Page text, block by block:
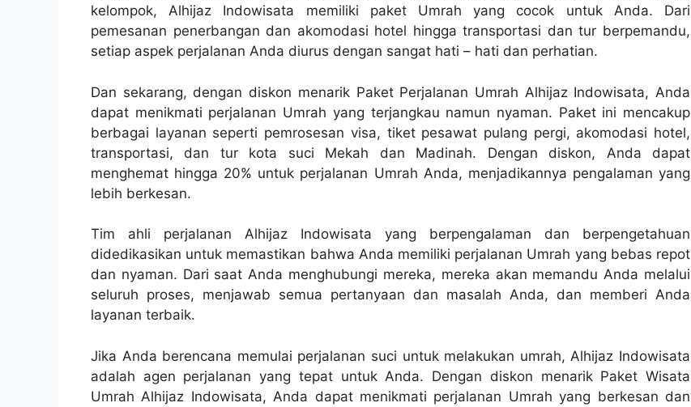
kelompok, Alhijaz Indowisata memiliki paket Umrah yang cocok untuk Anda. Dari
pemesanan penerbangan dan akomodasi hotel hingga transportasi dan tur berpemandu,
setiap aspek perjalanan Anda diurus dengan sangat hati – hati dan perhatian.
Dan sekarang, dengan diskon menarik Paket Perjalanan Umrah Alhijaz Indowisata, Anda
dapat menikmati perjalanan Umrah yang terjangkau namun nyaman. Paket ini mencakup
berbagai layanan seperti pemrosesan visa, tiket pesawat pulang pergi, akomodasi hotel,
transportasi, dan tur kota suci Mekah dan Madinah. Dengan diskon, Anda dapat
menghemat hingga 20% untuk perjalanan Umrah Anda, menjadikannya pengalaman yang
lebih berkesan.
Tim ahli perjalanan Alhijaz Indowisata yang berpengalaman dan berpengetahuan
didedikasikan untuk memastikan bahwa Anda memiliki perjalanan Umrah yang bebas repot
dan nyaman. Dari saat Anda menghubungi mereka, mereka akan memandu Anda melalui
seluruh proses, menjawab semua pertanyaan dan masalah Anda, dan memberi Anda
layanan terbaik.
Jika Anda berencana memulai perjalanan suci untuk melakukan umrah, Alhijaz Indowisata
adalah agen perjalanan yang tepat untuk Anda. Dengan diskon menarik Paket Wisata
Umrah Alhijaz Indowisata, Anda dapat menikmati perjalanan Umrah yang berkesan dan